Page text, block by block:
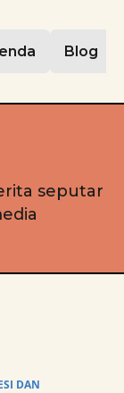
Blog
seputar
DAN